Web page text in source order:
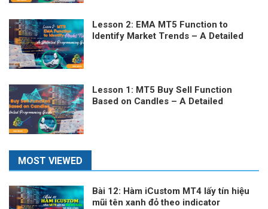
Lesson 2: EMA MT5 Function to
Identify Market Trends – A Detailed
Lesson 1: MT5 Buy Sell Function
Based on Candles – A Detailed
MOST VIEWED
Bài 12: Hàm iCustom MT4 lấy tín hiệu
mũi tên xanh đỏ theo indicator